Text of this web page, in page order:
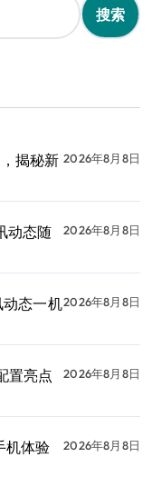
揭秘新 2026年8月8日
动态随
2026年8月8日
动态一机2026年8月8日
置亮点
2026年8月8日
机体验
2026年8月8日